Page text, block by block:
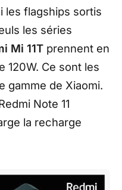
les flagships sortis
les séries
Mi 11T prennent en
120W. Ce sont les
gamme de Xiaomi.
Note 11
la recharge